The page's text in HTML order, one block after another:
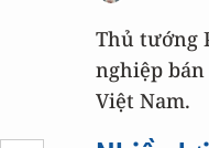
Thủ tướng
nghiệp
Việt Nam.